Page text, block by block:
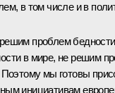
в том числе и в
проблем
в мире, не решим
Поэтому мы готовы
инициативам